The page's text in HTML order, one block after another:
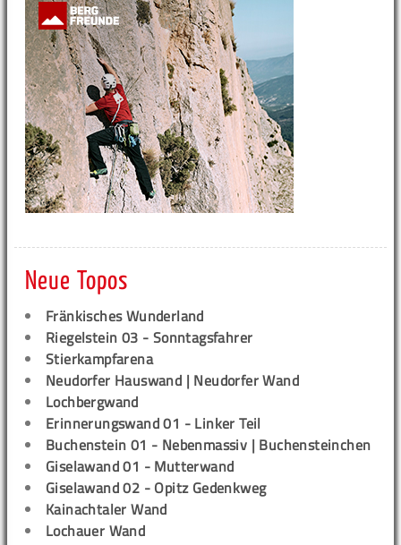
Neue Topos
Fränkisches Wunderland
Riegelstein 03 - Sonntagsfahrer
Stierkampfarena
Neudorfer Hauswand | Neudorfer Wand
Lochbergwand
Erinnerungswand 01 - Linker Teil
Buchenstein 01 - Nebenmassiv | Buchensteinchen
Giselawand 01 - Mutterwand
Giselawand 02 - Opitz Gedenkweg
Kainachtaler Wand
Lochauer Wand